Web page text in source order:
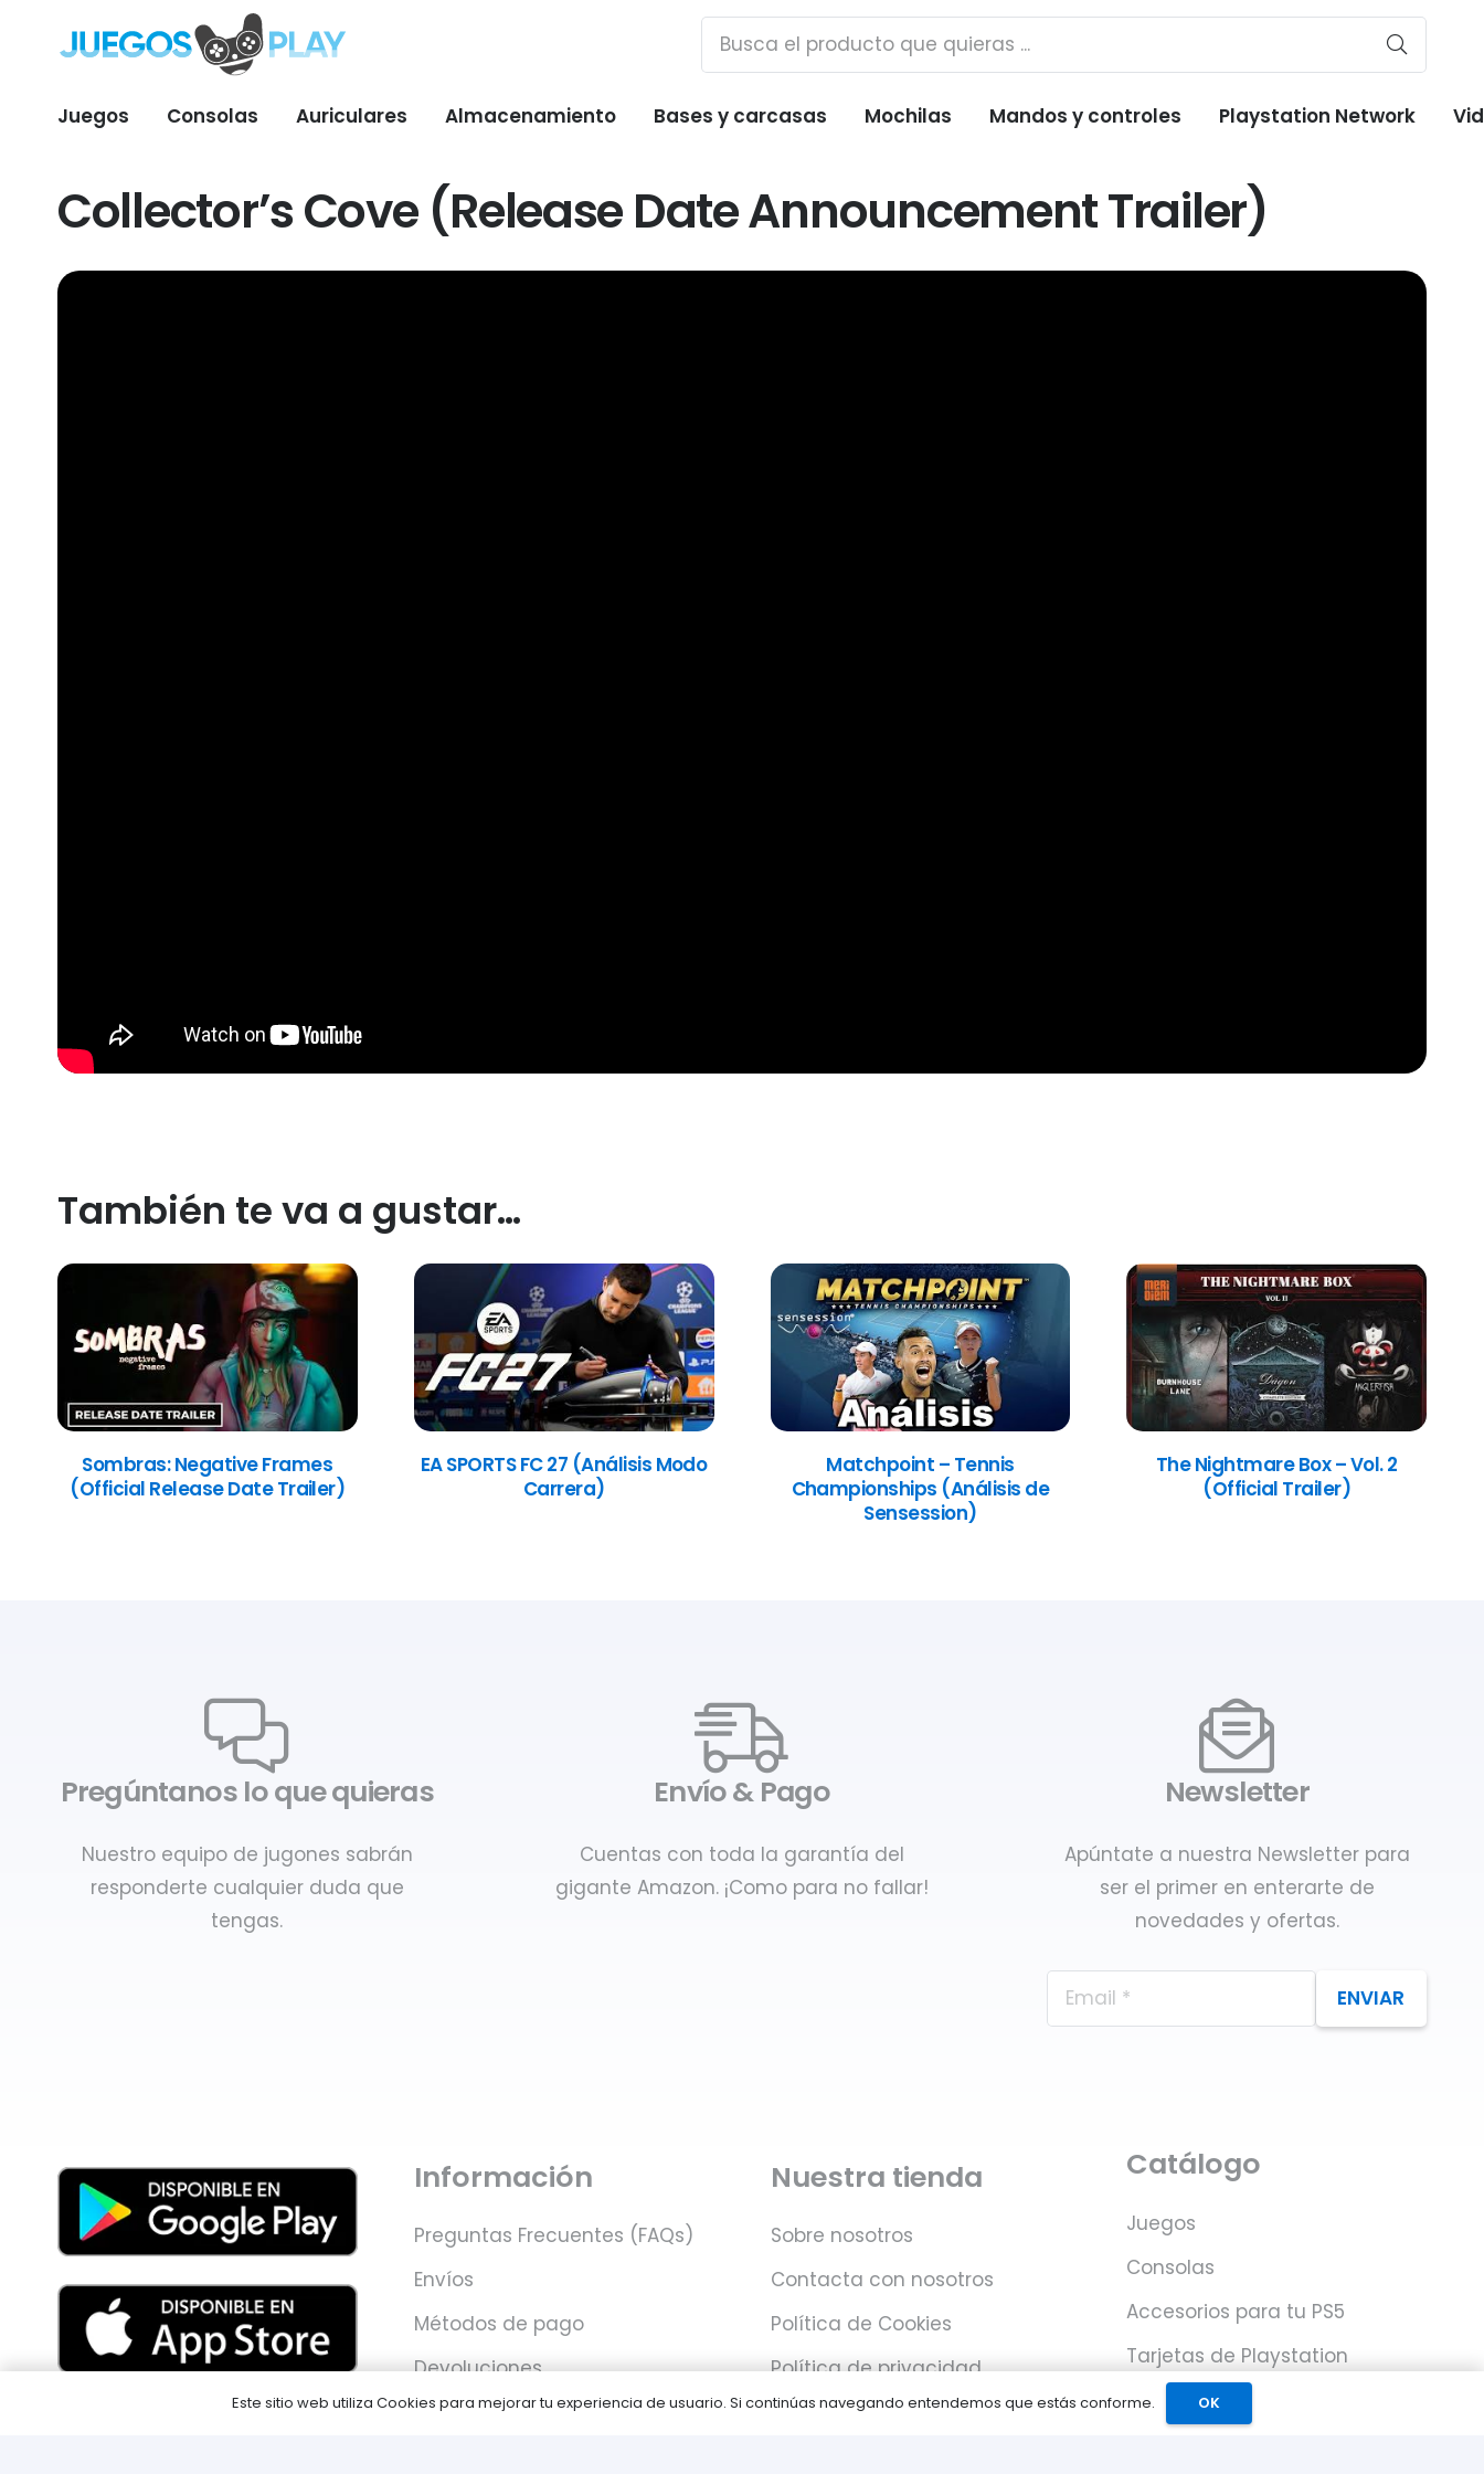
Juegos Consolas Auriculares Almacenamiento Bases y carcasas Mochilas Mandos y controles Playstation Network
Collector’s Cove (Release Date Announcement Trailer)
También te va a gustar…
Sombras: Negative Frames
(Official Release Date Trailer)
EA SPORTS FC 27 (Análisis Modo
Carrera)
Matchpoint – Tennis
Championships (Análisis de
Sensession)
The Nightmare Box – Vol. 2
(Official Trailer)
Pregúntanos lo que quieras
Nuestro equipo de jugones sabrán
responderte cualquier duda que
tengas.
Envío & Pago
Cuentas con toda la garantía del
gigante Amazon. ¡Como para no fallar!
Newsletter
Apúntate a nuestra Newsletter para
ser el primer en enterarte de
novedades y ofertas.
ENVIAR
Información
Preguntas Frecuentes (FAQs)
Envíos
Métodos de pago
Devoluciones
Nuestra tienda
Sobre nosotros
Contacta con nosotros
Política de Cookies
Política de privacidad
Catálogo
Juegos
Consolas
Accesorios para tu PS5
Tarjetas de Playstation
Network
Este sitio web utiliza Cookies para mejorar tu experiencia de usuario. Si continúas navegando entendemos que estás conforme. OK